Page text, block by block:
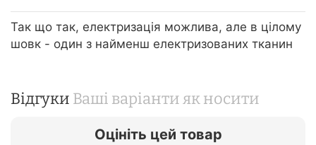
Так що так, електризація можлива, але в цілому
шовк - один з найменш електризованих тканин
Відгуки Ваші варіанти як носити
Оцініть цей товар